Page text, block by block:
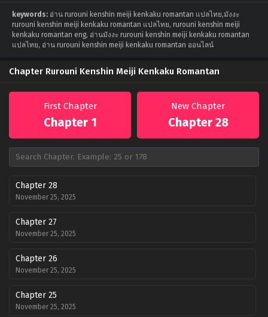
keywords: อ่าน rurouni kenshin meiji kenkaku romantan แปลไทย,มังงะ
rurouni kenshin meiji kenkaku romantan แปลไทย, rurouni kenshin meiji
kenkaku romantan eng, อ่านมังงะ rurouni kenshin meiji kenkaku romantan
แปลไทย, อ่าน rurouni kenshin meiji kenkaku romantan ออนไลน์
Chapter Rurouni Kenshin Meiji Kenkaku Romantan
First Chapter
Chapter 1
New Chapter
Chapter 28
Chapter 28
November 25, 2025
Chapter 27
November 25, 2025
Chapter 26
November 25, 2025
Chapter 25
November 25, 2025